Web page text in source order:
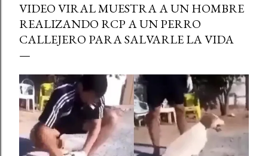
VIDEO VIRAL MUESTRA A UN HOMBRE
REALIZANDO RCP A UN PERRO
CALLEJERO PARA SALVARLE LA VIDA